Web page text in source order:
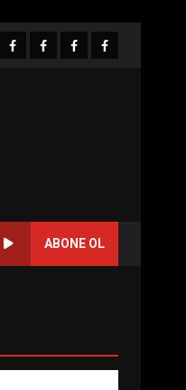
facebook-Facebook-
Facebook-Facebook-
ABONE OL